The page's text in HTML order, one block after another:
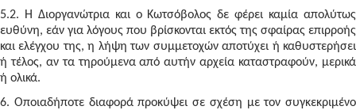
5.2. Η Διοργανώτρια και ο Κωτσόβολος δε φέρει καμία απολύτως
ευθύνη, εάν για λόγους που βρίσκονται εκτός της σφαίρας επιρροής
και ελέγχου της, η λήψη των συμμετοχών αποτύχει ή καθυστερήσει
ή τέλος, αν τα τηρούμενα από αυτήν αρχεία καταστραφούν, μερικά
ή ολικά.
6. Οποιαδήποτε διαφορά προκύψει σε σχέση με τον συγκεκριμένο